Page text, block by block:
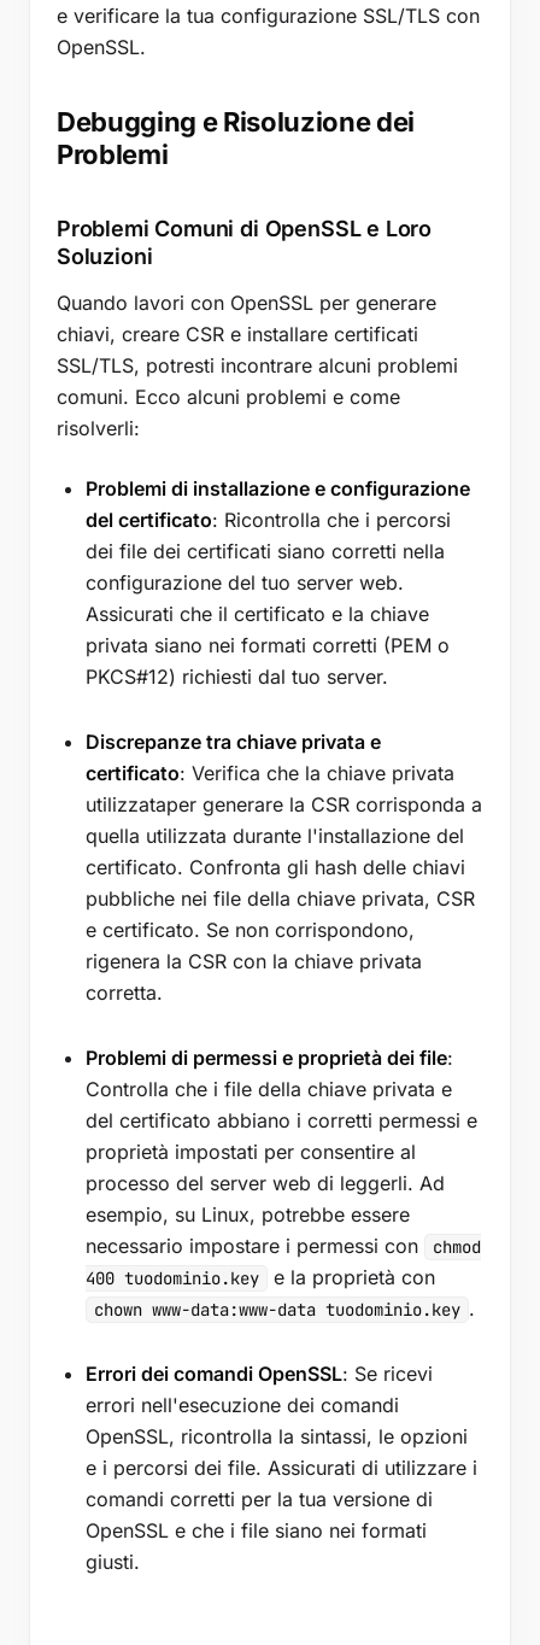
e verificare la tua configurazione SSL/TLS con
OpenSSL.
Debugging e Risoluzione dei
Problemi
Problemi Comuni di OpenSSL e Loro
Soluzioni
Quando lavori con OpenSSL per generare
chiavi, creare CSR e installare certificati
SSL/TLS, potresti incontrare alcuni problemi
comuni. Ecco alcuni problemi e come
risolverli:
Problemi di installazione e configurazione
del certificato: Ricontrolla che i percorsi
dei file dei certificati siano corretti nella
configurazione del tuo server web.
Assicurati che il certificato e la chiave
privata siano nei formati corretti (PEM o
PKCS#12) richiesti dal tuo server.
Discrepanze tra chiave privata e
certificato: Verifica che la chiave privata
utilizzataper generare la CSR corrisponda a
quella utilizzata durante l'installazione del
certificato. Confronta gli hash delle chiavi
pubbliche nei file della chiave privata, CSR
e certificato. Se non corrispondono,
rigenera la CSR con la chiave privata
corretta.
Problemi di permessi e proprietà dei file:
Controlla che i file della chiave privata e
del certificato abbiano i corretti permessi e
proprietà impostati per consentire al
processo del server web di leggerli. Ad
esempio, su Linux, potrebbe essere
necessario impostare i permessi con
chmod
400 tuodominio.key
e la proprietà con
chown www-data:www-data tuodominio.key .
Errori dei comandi OpenSSL: Se ricevi
errori nell'esecuzione dei comandi
OpenSSL, ricontrolla la sintassi, le opzioni
e i percorsi dei file. Assicurati di utilizzare i
comandi corretti per la tua versione di
OpenSSL e che i file siano nei formati
giusti.